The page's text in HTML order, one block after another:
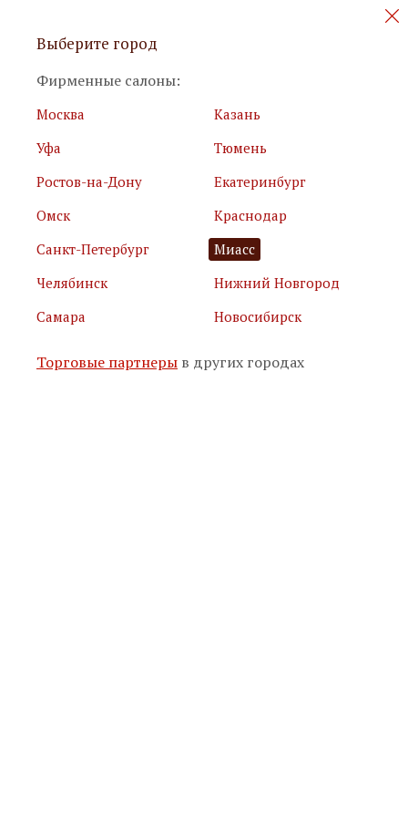
Персональные акции и новинки
Я принимаю
условия использования сайта
Я соглашаюсь сполитикой обработки персональных
Подписаться
Выберите город
Фирменные салоны:
Москва
Казань
Уфа
Тюмень
Ростов-на-Дону
Екатеринбург
Омск
Краснодар
Санкт-Петербург
Миасс
Челябинск
Нижний Новгород
Самара
Новосибирск
Торговые партнеры в других городах